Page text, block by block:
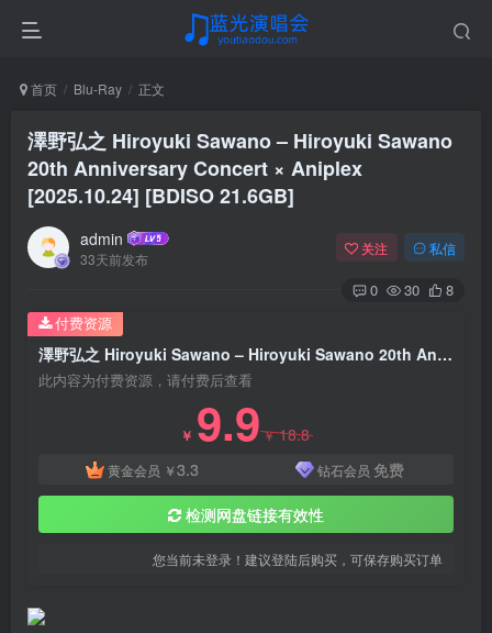
首页 Blu-Ray 正文
澤野弘之 Hiroyuki Sawano – Hiroyuki Sawano
20th Anniversary Concert × Aniplex
[2025.10.24] [BDISO 21.6GB]
admin
33天前发布
关注 私信
0 30 8
澤野弘之 Hiroyuki Sawano – Hiroyuki Sawano 20th Anniversary Concert × Aniplex [2025.10.24] [BDISO 21.6GB]
此内容为付费资源，请付费后查看
￥ 9.9￥18.8
黄金会员 ￥3.3 钻石会员 免费
检测网盘链接有效性
您当前未登录！建议登陆后购买，可保存购买订单
付费资源